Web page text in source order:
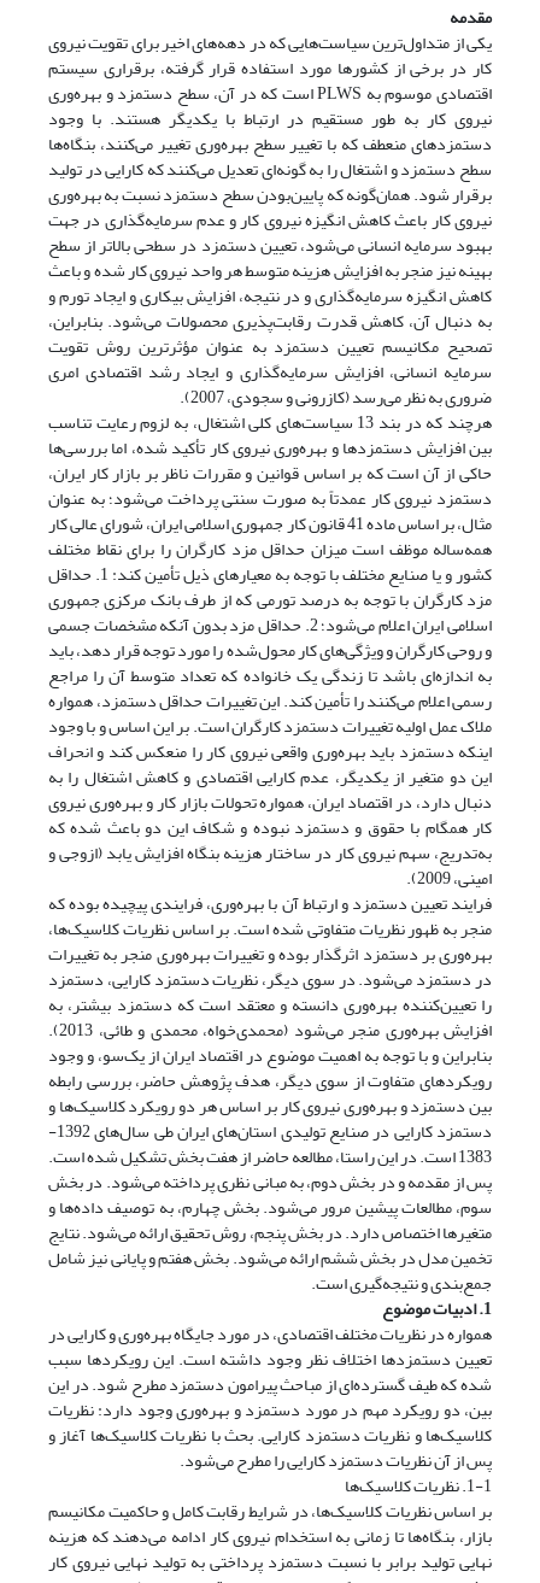
مقدمه
یکی از متداول‌ترین سیاست‌هایی که در دهه‌های اخیر برای تقویت نیروی
کار در برخی از کشورها مورد استفاده قرار گرفته، برقراری سیستم
اقتصادی موسوم به PLWS‌ است که در آن، سطح دستمزد و بهره‌وری
نیروی کار به طور مستقیم در ارتباط با یکدیگر هستند. با وجود
دستمزدهای منعطف که با تغییر سطح بهره‌وری تغییر می‌کنند، بنگاه‌ها
سطح دستمزد و اشتغال را به گونه‌ای تعدیل می‌کنند که کارایی در تولید
برقرار شود. همان‌گونه که پایین‌بودن سطح دستمزد نسبت به بهره‌وری
نیروی کار باعث کاهش انگیزه نیروی کار و عدم سرمایه‌گذاری در جهت
بهبود سرمایه انسانی می‌شود، تعیین دستمزد در سطحی بالاتر از سطح
بهینه نیز منجر به افزایش هزینه متوسط هر واحد نیروی کار شده و باعث
کاهش انگیزه سرمایه‌گذاری و در نتیجه، افزایش بیکاری و ایجاد تورم و
به دنبال آن، کاهش قدرت رقابت‌پذیری محصولات می‌شود. بنابراین،
تصحیح مکانیسم تعیین دستمزد به عنوان مؤثرترین روش تقویت
سرمایه انسانی، افزایش سرمایه‌گذاری و ایجاد رشد اقتصادی امری
ضروری به نظر می‌رسد (کازرونی و سجودی، 2007).
هرچند که در بند 13 سیاست‌های کلی اشتغال، به لزوم رعایت تناسب
بین افزایش دستمزدها و بهره‌وری نیروی کار تأکید شده، اما بررسی‌ها
حاکی از آن است که بر اساس قوانین و مقررات ناظر بر بازار کار ایران،
دستمزد نیروی کار عمدتاً به صورت سنتی پرداخت می‌شود؛ به عنوان
مثال، بر اساس ماده 41 قانون کار جمهوری اسلامی ایران، شورای عالی کار
همه‌ساله موظف است میزان حداقل مزد کارگران را برای نقاط مختلف
کشور و یا صنایع مختلف با توجه به معیارهای ذیل تأمین کند: 1. حداقل
مزد کارگران با توجه به درصد تورمی که از طرف بانک مرکزی جمهوری
اسلامی ایران اعلام می‌شود؛ 2. حداقل مزد بدون آنکه مشخصات جسمی
و روحی کارگران و ویژگی‌های کار محول‌شده را مورد توجه قرار دهد، باید
به اندازه‌ای باشد تا زندگی یک خانواده که تعداد متوسط آن را مراجع
رسمی اعلام می‌‌کنند را تأمین کند. این تغییرات حداقل دستمزد، همواره
ملاک عمل اولیه تغییرات دستمزد کارگران است. بر این اساس و با وجود
اینکه دستمزد باید بهره‌وری واقعی نیروی کار را منعکس کند و انحراف
این دو متغیر از یکدیگر، عدم کارایی اقتصادی و کاهش اشتغال را به
دنبال دارد، در اقتصاد ایران، همواره تحولات بازار کار و بهره‌وری نیروی
کار همگام با حقوق و دستمزد نبوده و شکاف این دو باعث شده که
به‌تدریج، سهم نیروی کار در ساختار هزینه بنگاه افزایش یابد (ازوجی و
امینی، 2009).
فرایند تعیین دستمزد و ارتباط آن با بهره‌وری، فرایندی پیچیده بوده که
منجر به ظهور نظریات متفاوتی شده است. بر اساس نظریات کلاسیک‌ها،
بهره‌وری بر دستمزد اثرگذار بوده و تغییرات بهره‌وری منجر به تغییرات
در دستمزد می‌شود. در سوی دیگر، نظریات دستمزد کارایی، دستمزد
را تعیین‌کننده بهره‌وری دانسته و معتقد است که دستمزد بیشتر، به
افزایش بهره‌وری منجر می‌شود (محمدی‌خواه، محمدی و طائی، 2013).
بنابراین و با توجه به اهمیت موضوع در اقتصاد ایران از یک‌سو، و وجود
رویکردهای متفاوت از سوی دیگر، هدف پژوهش حاضر، بررسی رابطه
بین دستمزد و بهره‌وری نیروی کار بر اساس هر دو رویکرد کلاسیک‌ها و
دستمزد کارایی در صنایع تولیدی استان‌های ایران طی سال‌های 1392-
1383 است. در این راستا، مطالعه حاضر از هفت بخش تشکیل شده است.
پس از مقدمه و در بخش دوم، به مبانی نظری پرداخته می‌شود. در بخش
سوم، مطالعات پیشین مرور می‌شود. بخش چهارم، به توصیف داده‌ها و
متغیرها اختصاص دارد. در بخش پنجم، روش تحقیق ارائه می‌شود. نتایج
تخمین مدل در بخش ششم ارائه می‌شود. بخش هفتم و پایانی نیز شامل
جمع‌بندی و نتیجه‌گیری است.
1. ادبیات موضوع
همواره در نظریات مختلف اقتصادی، در مورد جایگاه بهره‌وری و کارایی در
تعیین دستمزدها اختلاف نظر وجود داشته است. این رویکردها سبب
شده که طیف گسترده‌ای از مباحث پیرامون دستمزد مطرح شود. در این
بین، دو رویکرد مهم در مورد دستمزد و بهره‌وری وجود دارد: نظریات
کلاسیک‌ها و نظریات دستمزد کارایی. بحث با نظریات کلاسیک‌ها آغاز و
پس از آن نظریات دستمزد کارایی را مطرح می‌شود.
1-1. نظریات کلاسیک‌ها
بر اساس نظریات کلاسیک‌ها، در شرایط رقابت کامل و حاکمیت مکانیسم
بازار، بنگاه‌ها تا زمانی به استخدام نیروی کار ادامه می‌دهند که هزینه
نهایی تولید برابر با نسبت دستمزد پرداختی به تولید نهایی نیروی کار